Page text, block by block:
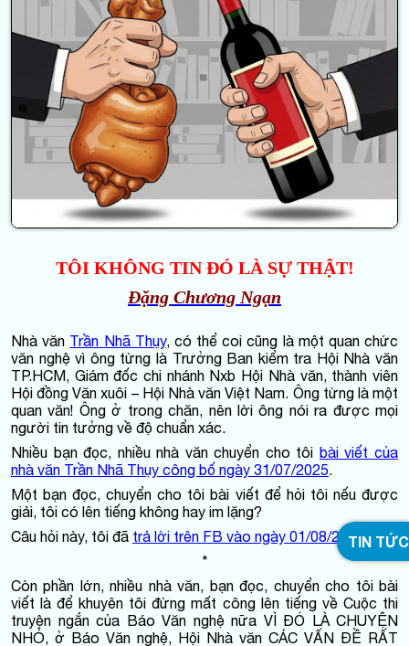
TIN TỨC
TÔI KHÔNG TIN ĐÓ LÀ SỰ THẬT!
Đặng Chương Ngạn
Nhà văn Trần Nhã Thụy, có thể coi cũng là một quan chức
văn nghệ vì ông từng là Trưởng Ban kiểm tra Hội Nhà văn
TP.HCM, Giám đốc chi nhánh Nxb Hội Nhà văn, thành viên
Hội đồng Văn xuôi – Hội Nhà văn Việt Nam. Ông từng là một
quan văn! Ông ở trong chăn, nên lời ông nói ra được mọi
người tin tưởng về độ chuẩn xác.
Nhiều bạn đọc, nhiều nhà văn chuyển cho tôi bài viết của
nhà văn Trần Nhã Thụy công bố ngày 31/07/2025.
Một bạn đọc, chuyển cho tôi bài viết để hỏi tôi nếu được
giải, tôi có lên tiếng không hay im lặng?
Câu hỏi này, tôi đã trả lời trên FB vào ngày 01/08/2025.
*
Còn phần lớn, nhiều nhà văn, bạn đọc, chuyển cho tôi bài
viết là để khuyên tôi đừng mất công lên tiếng về Cuộc thi
truyện ngắn của Báo Văn nghệ nữa VÌ ĐÓ LÀ CHUYỆN
NHỎ, ở Báo Văn nghệ, Hội Nhà văn CÁC VẤN ĐỀ RẤT